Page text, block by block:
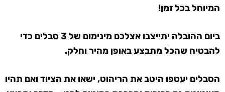
המיוחל בכל זמן!
ביום ההובלה יתייצבו אצלכם מינימום של 3 סבלים כדי
להבטיח שהכל מתבצע באופן מהיר וחלק.
הסבלים יעטפו היטב את הריהוט, ישאו את הציוד ואם תהיו